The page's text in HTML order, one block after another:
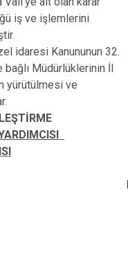
iş ve işlemlerini
idaresi Kanununun 32.
bağlı Müdürlüklerinin İl
yürütülmesi ve